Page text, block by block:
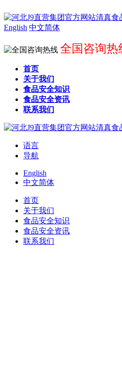
English 中文简体
全国咨询热
首页
关于我们
食品安全知识
食品安全资讯
联系我们
语言
导航
English
中文简体
首页
关于我们
食品安全知识
食品安全资讯
联系我们